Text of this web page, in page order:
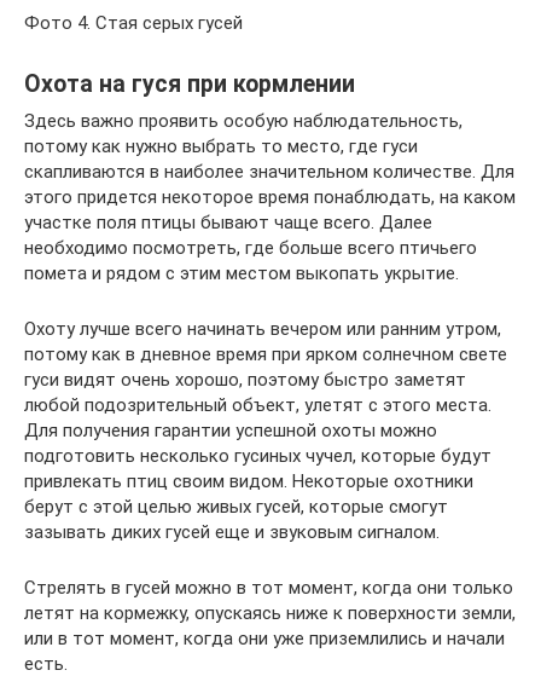
Фото 4. Стая серых гусей
Охота на гуся при кормлении
Здесь важно проявить особую наблюдательность,
потому как нужно выбрать то место, где гуси
скапливаются в наиболее значительном количестве. Для
этого придется некоторое время понаблюдать, на каком
участке поля птицы бывают чаще всего. Далее
необходимо посмотреть, где больше всего птичьего
помета и рядом с этим местом выкопать укрытие.
Охоту лучше всего начинать вечером или ранним утром,
потому как в дневное время при ярком солнечном свете
гуси видят очень хорошо, поэтому быстро заметят
любой подозрительный объект, улетят с этого места.
Для получения гарантии успешной охоты можно
подготовить несколько гусиных чучел, которые будут
привлекать птиц своим видом. Некоторые охотники
берут с этой целью живых гусей, которые смогут
зазывать диких гусей еще и звуковым сигналом.
Стрелять в гусей можно в тот момент, когда они только
летят на кормежку, опускаясь ниже к поверхности земли,
или в тот момент, когда они уже приземлились и начали
есть.